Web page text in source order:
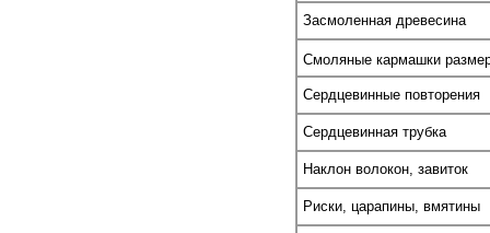
Засмоленная древесина
Смоляные кармашки
Сердцевинные повторения
Сердцевинная трубка
Наклон волокон, завиток
Риски, царапины, вмятины